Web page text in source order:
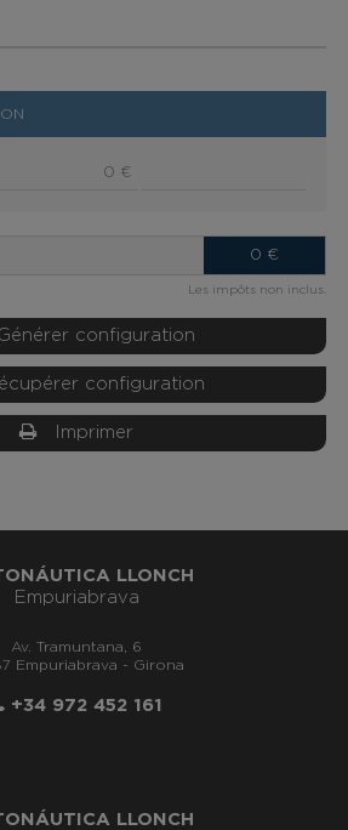
0 €
0 €
Les impôts non inclus.
configuration
configuration
Imprimer
LLONCH
Empuriabrava
Av. Tramuntana, 6
Empuriabrava - Girona
+34 972 452 161
LLONCH